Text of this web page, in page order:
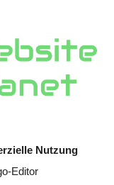
Nutzung
Editor